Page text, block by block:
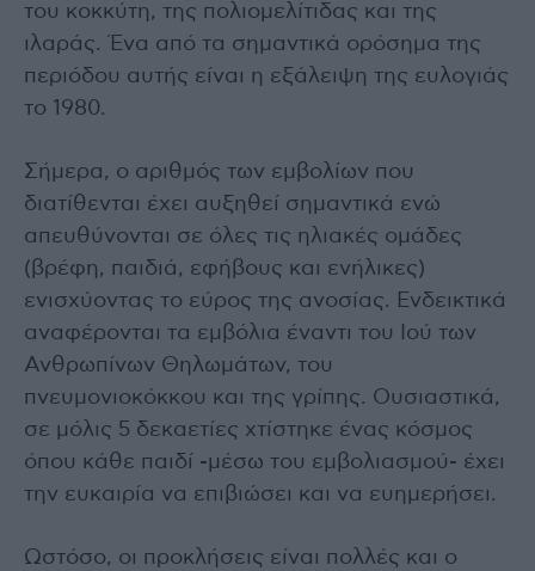
του κοκκύτη, της πολιομελίτιδας και της
ιλαράς. Ένα από τα σημαντικά ορόσημα της
περιόδου αυτής είναι η εξάλειψη της ευλογιάς
το 1980.
Σήμερα, ο αριθμός των εμβολίων που
διατίθενται έχει αυξηθεί σημαντικά ενώ
απευθύνονται σε όλες τις ηλιακές ομάδες
(βρέφη, παιδιά, εφήβους και ενήλικες)
ενισχύοντας το εύρος της ανοσίας. Ενδεικτικά
αναφέρονται τα εμβόλια έναντι του Ιού των
Ανθρωπίνων Θηλωμάτων, του
πνευμονιοκόκκου και της γρίπης. Ουσιαστικά,
σε μόλις 5 δεκαετίες χτίστηκε ένας κόσμος
όπου κάθε παιδί -μέσω του εμβολιασμού- έχει
την ευκαιρία να επιβιώσει και να ευημερήσει.
Ωστόσο, οι προκλήσεις είναι πολλές και ο